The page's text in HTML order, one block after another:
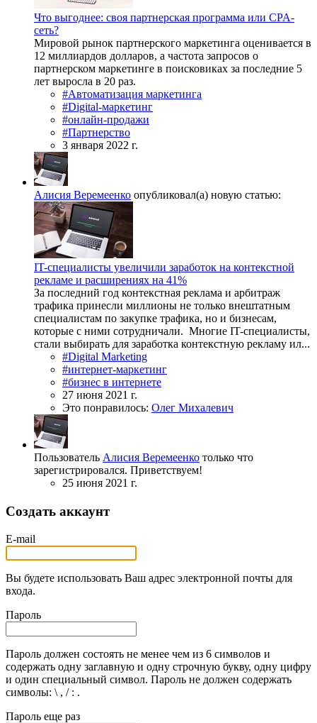
Что выгоднее: своя партнерская программа или CPA-
сеть?
Мировой рынок партнерского маркетинга оценивается в
12 миллиардов долларов, а частота запросов о
партнерском маркетинге в поисковиках за последние 5
лет выросла в 20 раз.
#Автоматизация маркетинга
#Digital-маркетинг
#онлайн-продажи
#Партнерство
3 января 2022 г.
Алисия Веремеенко опубликовал(а) новую статью:
IT-специалисты увеличили заработок на контекстной
рекламе и расширениях на 41%
За последний год контекстная реклама и арбитраж
трафика принесли миллионы не только внештатным
специалистам по закупке трафика, но и бизнесам,
которые с ними сотрудничали. Многие IT-специалисты,
стали выбирать для заработка контекстную рекламу ил...
#Digital Marketing
#интернет-маркетинг
#бизнес в интернете
27 июня 2021 г.
Это понравилось: Олег Михалевич
Пользователь Алисия Веремеенко только что
зарегистрировался. Приветствуем!
25 июня 2021 г.
Создать аккаунт
E-mail
Вы будете использовать Ваш адрес электронной почты для
входа.
Пароль
Пароль должен состоять не менее чем из 6 символов и
содержать одну заглавную и одну строчную букву, одну цифру
и один специальный символ. Пароль не должен содержать
символы: \ , / : .
Пароль еще раз